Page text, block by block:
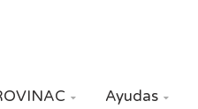
 Ayudas 